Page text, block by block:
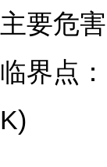
主要危
临界点
K)